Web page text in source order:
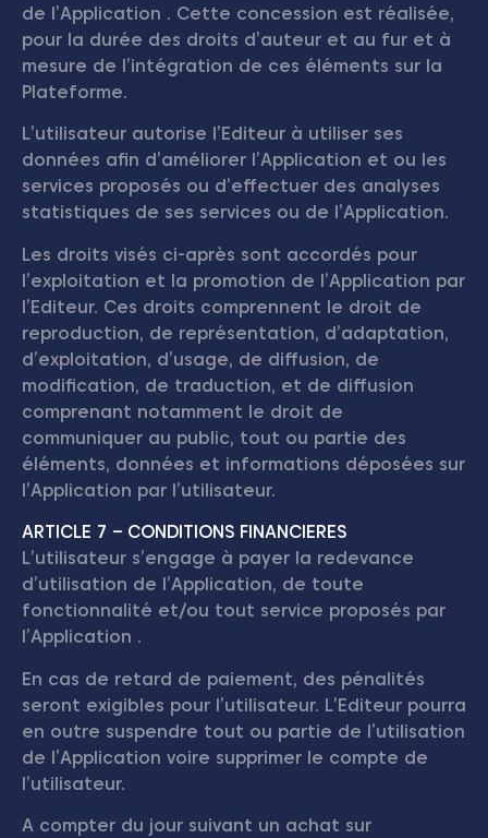
de l’Application . Cette concession est réalisée,
pour la durée des droits d’auteur et au fur et à
mesure de l’intégration de ces éléments sur la
Plateforme.
L’utilisateur autorise l’Editeur à utiliser ses
données afin d’améliorer l’Application et ou les
services proposés ou d’effectuer des analyses
statistiques de ses services ou de l’Application.
Les droits visés ci-après sont accordés pour
l’exploitation et la promotion de l’Application par
l’Editeur. Ces droits comprennent le droit de
reproduction, de représentation, d’adaptation,
d’exploitation, d’usage, de diffusion, de
modification, de traduction, et de diffusion
comprenant notamment le droit de
communiquer au public, tout ou partie des
éléments, données et informations déposées sur
l’Application par l’utilisateur.
ARTICLE 7 – CONDITIONS FINANCIERES
L’utilisateur s’engage à payer la redevance
d’utilisation de l’Application, de toute
fonctionnalité et/ou tout service proposés par
l’Application .
En cas de retard de paiement, des pénalités
seront exigibles pour l’utilisateur. L’Editeur pourra
en outre suspendre tout ou partie de l’utilisation
de l’Application voire supprimer le compte de
l’utilisateur.
A compter du jour suivant un achat sur